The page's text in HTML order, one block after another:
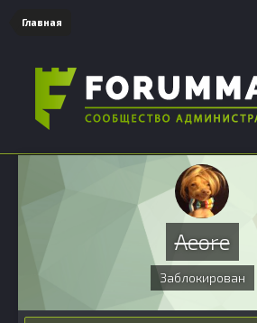
Главная
Aeore
Заблокирован